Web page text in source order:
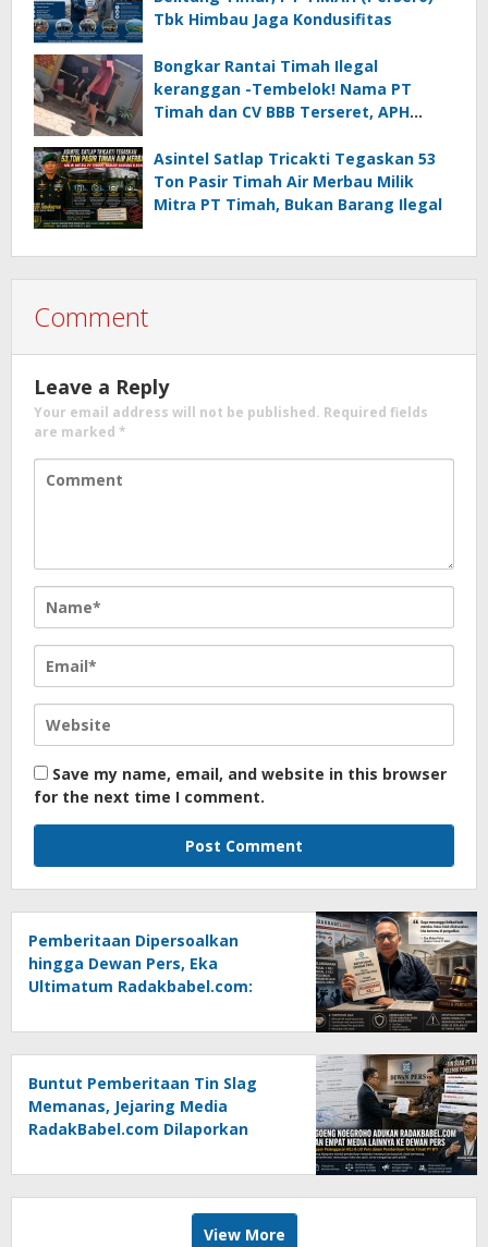
Tbk Himbau Jaga Kondusifitas
Bongkar Rantai Timah Ilegal
keranggan -Tembelok! Nama PT
Timah dan CV BBB Terseret, APH
Asintel Satlap Tricakti Tegaskan 53
Ton Pasir Timah Air Merbau Milik
Mitra PT Timah, Bukan Barang Ilegal
Comment
Leave a Reply
Your email address will not be published. Required fields
are marked *
Save my name, email, and website in this browser
for the next time I comment.
Pemberitaan Dipersoalkan
hingga Dewan Pers, Eka
Ultimatum Radakbabel.com:
Tempuh Jalur Hukum
Buntut Pemberitaan Tin Slag
Memanas, Jejaring Media
RadakBabel.com Dilaporkan
Pers
View More